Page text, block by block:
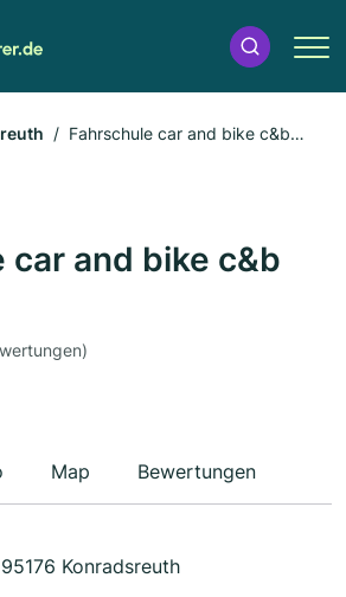
Fahrschule car and bike c&b
car and bike c&b
Map Bewertungen
Konradsreuth